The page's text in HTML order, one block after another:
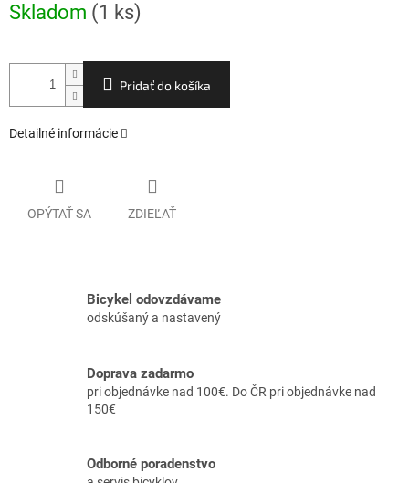
cena:
Skladom (1 ks)
Pridať do košíka
Detailné informácie
OPÝTAŤ SA ZDIEĽAŤ
Bicykel odovzdávame
odskúšaný a nastavený
Doprava zadarmo
pri objednávke nad 100€. Do ČR pri objednávke nad
150€
Odborné poradenstvo